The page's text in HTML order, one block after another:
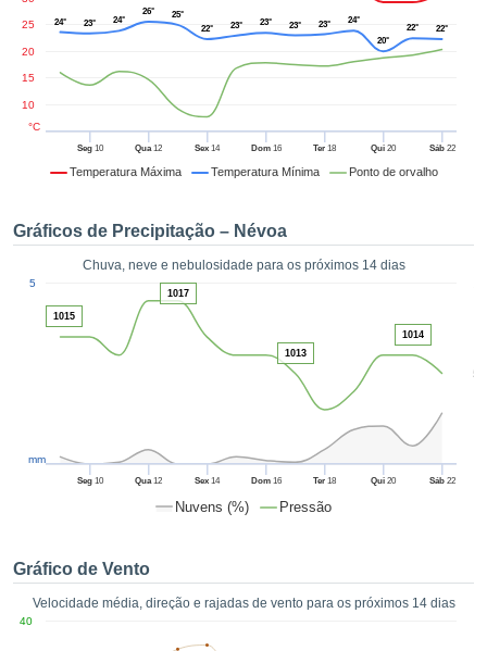
opções:
e
forma
digital
fornecer-
de alta
o
no
como
ACEITAR
Temperatura Máxima Temperatura Mínima Ponto de orvalho
Seg10 Qua12 Sex 14 Dom16 Ter 18 Qui 20 Sáb22
10
15
20
25
°C
24° 23° 24°
26°
25°
22°
23° 23° 23° 23° 24°
20°
22° 22°
Gráficos de Precipitação – Névoa
Chuva, neve e nebulosidade para os próximos 14 dias
Nuvens (%) Pressão
50
Seg10 Qua12 Sex 14 Dom16 Ter 18 Qui 20 Sáb22
5
mm
1015
1017
1013
1014
Gráfico de Vento
Velocidade média, direção e rajadas de vento para os próximos 14 dias
40